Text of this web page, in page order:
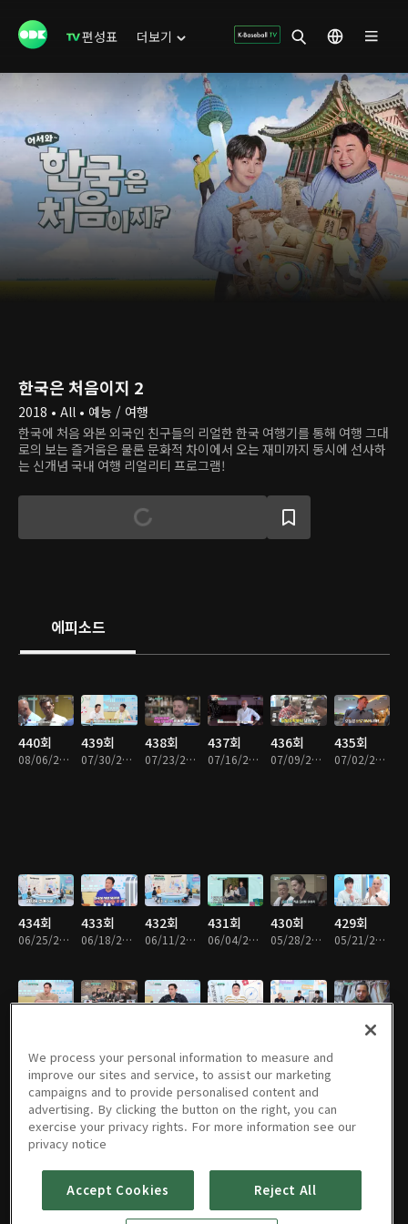
편성표 더보기
한국은 처음이지 2
2018 • All • 예능 / 여행
한국에 처음 와본 외국인 친구들의 리얼한 한국 여행기를 통해 여행 그대
로의 보는 즐거움은 물론 문화적 차이에서 오는 재미까지 동시에 선사하
는 신개념 국내 여행 리얼리티 프로그램!
에피소드
440회
08/06/2026 • 1시간 55분
439회
07/30/2026 • 1시간 39분
438회
07/23/2026 • 1시간 47분
437회
07/16/2026 • 1시간 46분
436회
07/09/2026 • 1시간 45분
435회
07/02/2026 • 1시간 24분
434회
06/25/2026 • 1시간 40분
433회
06/18/2026 • 1시간 42분
432회
06/11/2026 • 1시간 26분
431회
06/04/2026 • 1시간 26분
430회
05/28/2026 • 1시간 40분
429회
05/21/2026 • 1시간 26분
423회
422회
04/02/2026 • 1시간 29분
421회 420회 386회 385회 384회
We process your personal information to measure and
improve our sites and service, to assist our marketing
campaigns and to provide personalised content and
advertising. By clicking the button on the right, you can
exercise your privacy rights. For more information see our
privacy notice
Accept Cookies Reject All